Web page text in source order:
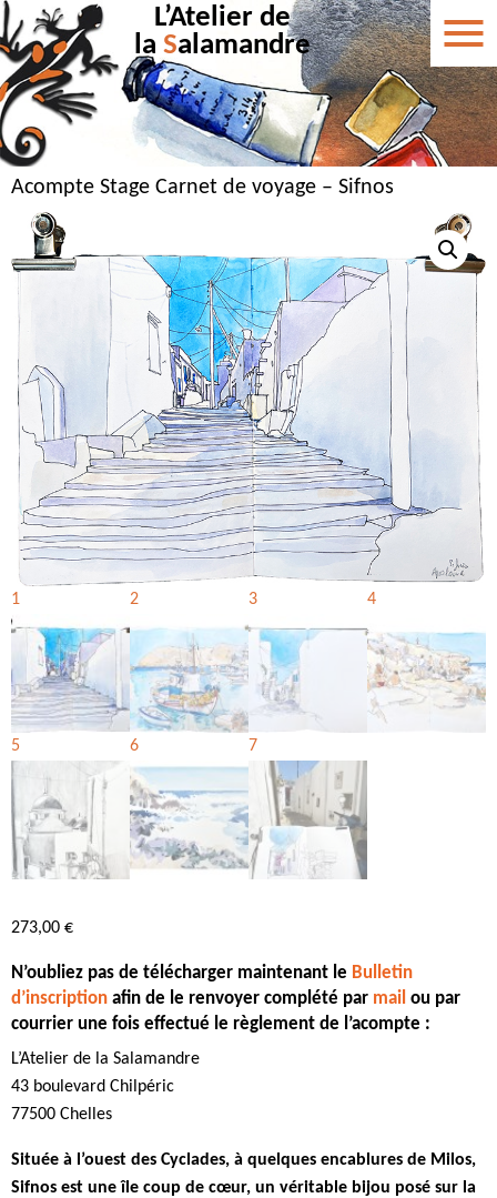
L’Atelier de
la Salamandre
Acompte Stage Carnet de voyage – Sifnos
273,00 €
N’oubliez pas de télécharger maintenant le Bulletin
d’inscription afin de le renvoyer complété par mail ou par
courrier une fois effectué le règlement de l’acompte :
L’Atelier de la Salamandre
43 boulevard Chilpéric
77500 Chelles
Située à l’ouest des Cyclades, à quelques encablures de Milos,
Sifnos est une île coup de cœur, un véritable bijou posé sur la